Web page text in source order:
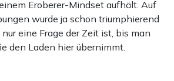
Eroberer-Mindset aufhält. Auf
wurde ja schon triumphierend
eine Frage der Zeit ist, bis man
den Laden hier übernimmt.